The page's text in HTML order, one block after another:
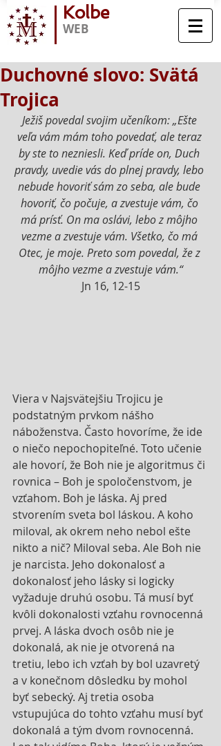
Kolbe
WEB
Duchovné slovo: Svätá
Trojica
Ježiš povedal svojim učeníkom: „Ešte
veľa vám mám toho povedať, ale teraz
by ste to nezniesli. Keď príde on, Duch
pravdy, uvedie vás do plnej pravdy, lebo
nebude hovoriť sám zo seba, ale bude
hovoriť, čo počuje, a zvestuje vám, čo
má prísť. On ma oslávi, lebo z môjho
vezme a zvestuje vám. Všetko, čo má
Otec, je moje. Preto som povedal, že z
môjho vezme a zvestuje vám.“
Jn 16, 12-15
Viera v Najsvätejšiu Trojicu je
podstatným prvkom nášho
náboženstva. Často hovoríme, že ide
o niečo nepochopiteľné. Toto učenie
ale hovorí, že Boh nie je algoritmus či
rovnica – Boh je spoločenstvom, je
vzťahom. Boh je láska. Aj pred
stvorením sveta bol láskou. A koho
miloval, ak okrem neho nebol ešte
nikto a nič? Miloval seba. Ale Boh nie
je narcista. Jeho dokonalosť a
dokonalosť jeho lásky si logicky
vyžaduje druhú osobu. Tá musí byť
kvôli dokonalosti vzťahu rovnocenná
prvej. A láska dvoch osôb nie je
dokonalá, ak nie je otvorená na
tretiu, lebo ich vzťah by bol uzavretý
a v konečnom dôsledku by mohol
byť sebecký. Aj tretia osoba
vstupujúca do tohto vzťahu musí byť
dokonalá a tým dvom rovnocenná.